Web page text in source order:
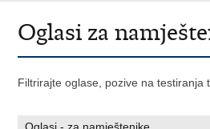
Oglasi za
Filtrirajte oglase, pozive na testiranja